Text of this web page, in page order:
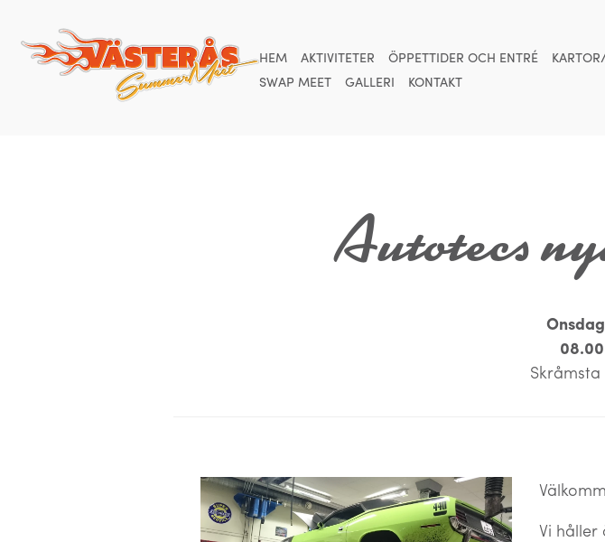
HEM AKTIVITETER ÖPPETTIDER OCH ENTRÉ
SWAP MEET
GALLERI KONTAKT
Autotecs
Skråmsta
Vi håller